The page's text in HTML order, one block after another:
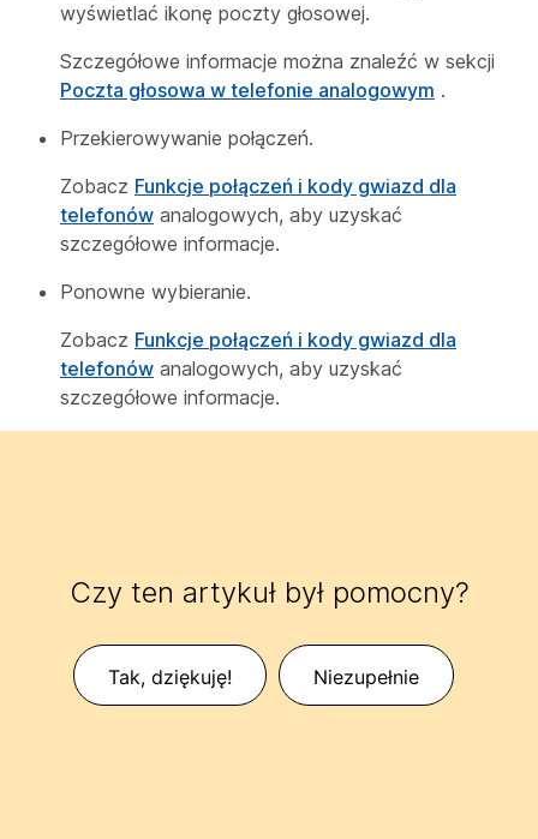
wyświetlać ikonę poczty głosowej.
Szczegółowe informacje można znaleźć w sekcji
Poczta głosowa w telefonie analogowym .
Przekierowywanie połączeń.
Zobacz Funkcje połączeń i kody gwiazd dla
telefonów analogowych, aby uzyskać
szczegółowe informacje.
Ponowne wybieranie.
Zobacz Funkcje połączeń i kody gwiazd dla
telefonów analogowych, aby uzyskać
szczegółowe informacje.
Czy ten artykuł był pomocny?
Tak, dziękuję! Niezupełnie